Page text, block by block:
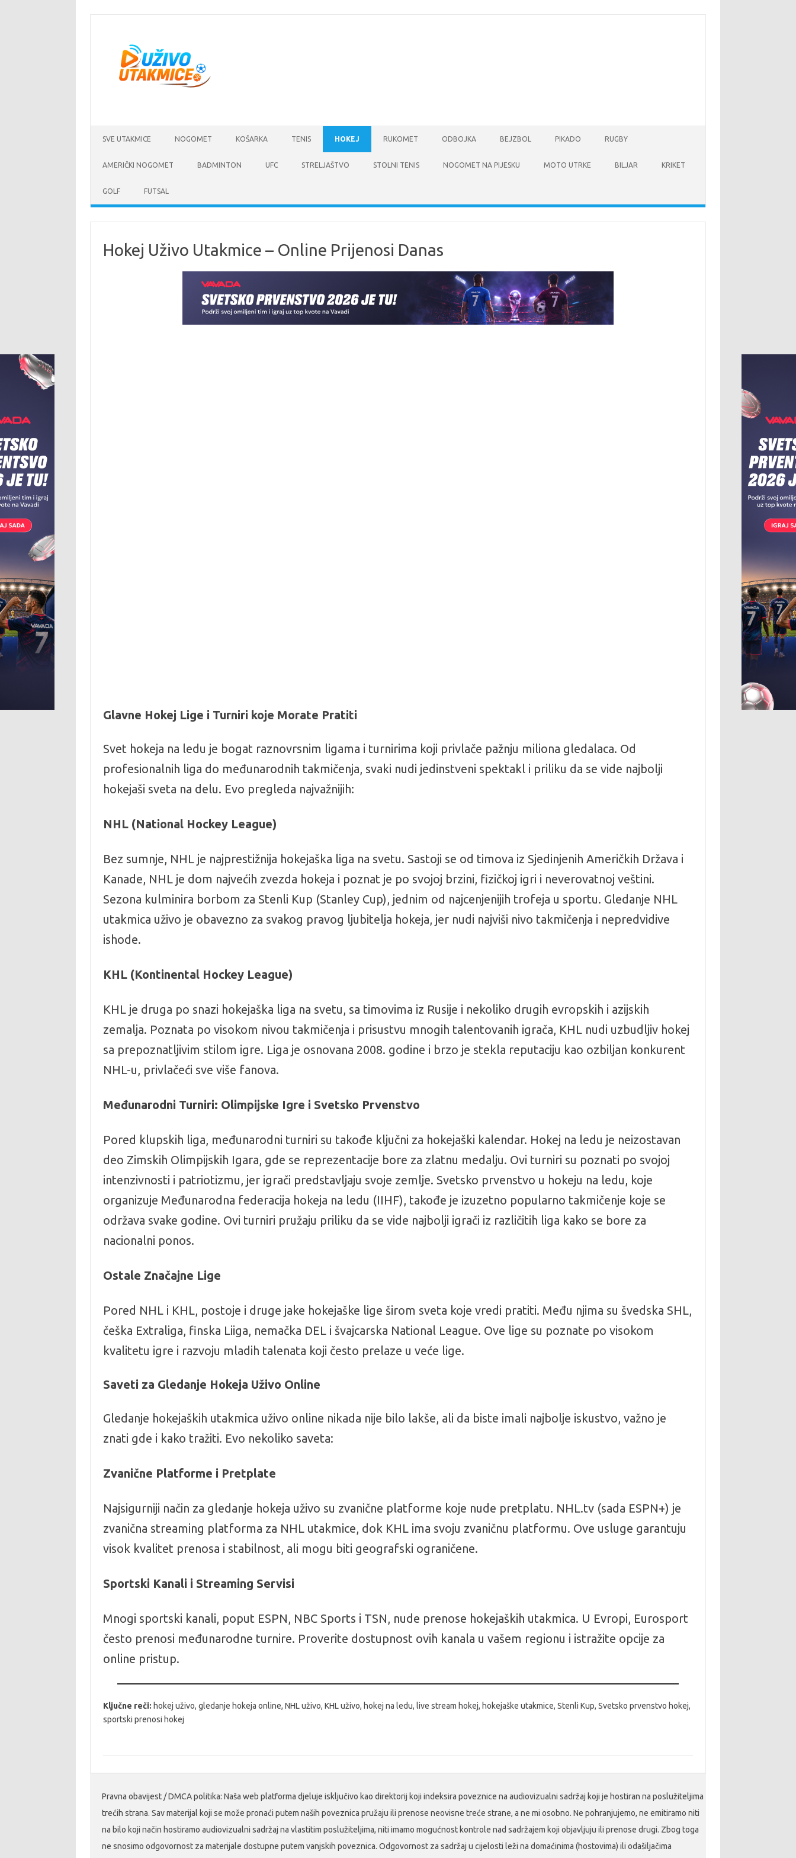
SVE UTAKMICE NOGOMET KOŠARKA TENIS HOKEJ RUKOMET ODBOJKA BEJZBOL PIKADO RUGBY
AMERIČKI NOGOMET BADMINTON UFC STRELJAŠTVO STOLNI TENIS NOGOMET NA PIJESKU MOTO UTRKE BILJAR KRIKET
GOLF FUTSAL
Hokej Uživo Utakmice – Online Prijenosi Danas
Glavne Hokej Lige i Turniri koje Morate Pratiti
Svet hokeja na ledu je bogat raznovrsnim ligama i turnirima koji privlače pažnju miliona gledalaca. Od
profesionalnih liga do međunarodnih takmičenja, svaki nudi jedinstveni spektakl i priliku da se vide najbolji
hokejaši sveta na delu. Evo pregleda najvažnijih:
NHL (National Hockey League)
Bez sumnje, NHL je najprestižnija hokejaška liga na svetu. Sastoji se od timova iz Sjedinjenih Američkih Država i
Kanade, NHL je dom najvećih zvezda hokeja i poznat je po svojoj brzini, fizičkoj igri i neverovatnoj veštini.
Sezona kulminira borbom za Stenli Kup (Stanley Cup), jednim od najcenjenijih trofeja u sportu. Gledanje NHL
utakmica uživo je obavezno za svakog pravog ljubitelja hokeja, jer nudi najviši nivo takmičenja i nepredvidive
ishode.
KHL (Kontinental Hockey League)
KHL je druga po snazi hokejaška liga na svetu, sa timovima iz Rusije i nekoliko drugih evropskih i azijskih
zemalja. Poznata po visokom nivou takmičenja i prisustvu mnogih talentovanih igrača, KHL nudi uzbudljiv hokej
sa prepoznatljivim stilom igre. Liga je osnovana 2008. godine i brzo je stekla reputaciju kao ozbiljan konkurent
NHL-u, privlačeći sve više fanova.
Međunarodni Turniri: Olimpijske Igre i Svetsko Prvenstvo
Pored klupskih liga, međunarodni turniri su takođe ključni za hokejaški kalendar. Hokej na ledu je neizostavan
deo Zimskih Olimpijskih Igara, gde se reprezentacije bore za zlatnu medalju. Ovi turniri su poznati po svojoj
intenzivnosti i patriotizmu, jer igrači predstavljaju svoje zemlje. Svetsko prvenstvo u hokeju na ledu, koje
organizuje Međunarodna federacija hokeja na ledu (IIHF), takođe je izuzetno popularno takmičenje koje se
održava svake godine. Ovi turniri pružaju priliku da se vide najbolji igrači iz različitih liga kako se bore za
nacionalni ponos.
Ostale Značajne Lige
Pored NHL i KHL, postoje i druge jake hokejaške lige širom sveta koje vredi pratiti. Među njima su švedska SHL,
češka Extraliga, finska Liiga, nemačka DEL i švajcarska National League. Ove lige su poznate po visokom
kvalitetu igre i razvoju mladih talenata koji često prelaze u veće lige.
Saveti za Gledanje Hokeja Uživo Online
Gledanje hokejaških utakmica uživo online nikada nije bilo lakše, ali da biste imali najbolje iskustvo, važno je
znati gde i kako tražiti. Evo nekoliko saveta:
Zvanične Platforme i Pretplate
Najsigurniji način za gledanje hokeja uživo su zvanične platforme koje nude pretplatu. NHL.tv (sada ESPN+) je
zvanična streaming platforma za NHL utakmice, dok KHL ima svoju zvaničnu platformu. Ove usluge garantuju
visok kvalitet prenosa i stabilnost, ali mogu biti geografski ograničene.
Sportski Kanali i Streaming Servisi
Mnogi sportski kanali, poput ESPN, NBC Sports i TSN, nude prenose hokejaških utakmica. U Evropi, Eurosport
često prenosi međunarodne turnire. Proverite dostupnost ovih kanala u vašem regionu i istražite opcije za
online pristup.
Ključne reči: hokej uživo, gledanje hokeja online, NHL uživo, KHL uživo, hokej na ledu, live stream hokej, hokejaške utakmice, Stenli Kup, Svetsko prvenstvo hokej,
sportski prenosi hokej
Pravna obavijest / DMCA politika: Naša web platforma djeluje isključivo kao direktorij koji indeksira poveznice na audiovizualni sadržaj koji je hostiran na poslužiteljima
trećih strana. Sav materijal koji se može pronaći putem naših poveznica pružaju ili prenose neovisne treće strane, a ne mi osobno. Ne pohranjujemo, ne emitiramo niti
na bilo koji način hostiramo audiovizualni sadržaj na vlastitim poslužiteljima, niti imamo mogućnost kontrole nad sadržajem koji objavljuju ili prenose drugi. Zbog toga
ne snosimo odgovornost za materijale dostupne putem vanjskih poveznica. Odgovornost za sadržaj u cijelosti leži na domaćinima (hostovima) ili odašiljačima